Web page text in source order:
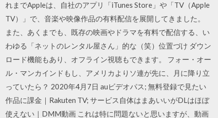
れまでAppleは、自社のアプリ「iTunes Store」や「TV（Apple
TV）」で、音楽や映像作品の有料配信を展開してきました。
また、あくまでも、既存の映画やドラマを有料で配信する、い
わゆる「ネットのレンタル屋さん」的な（笑）位置づけ ダウン
ロード機能もあり、オフライン視聴もできます。 フォー・オー
ル・マンカインドもし、アメリカよりソ連が先に、月に降り立
っていたら？ 2020年4月7日 auビデオパス; 無料登録で見たい
作品に課金｜Rakuten TV; サービス自体はまあいいがDLはほぼ
使えない｜DMM動画 これは特に問題ないと思いますが、動画